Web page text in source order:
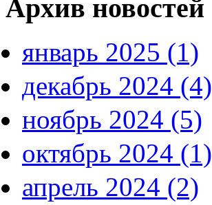
Архив новостей
январь 2025 (1)
декабрь 2024 (4)
ноябрь 2024 (5)
октябрь 2024 (1)
апрель 2024 (2)